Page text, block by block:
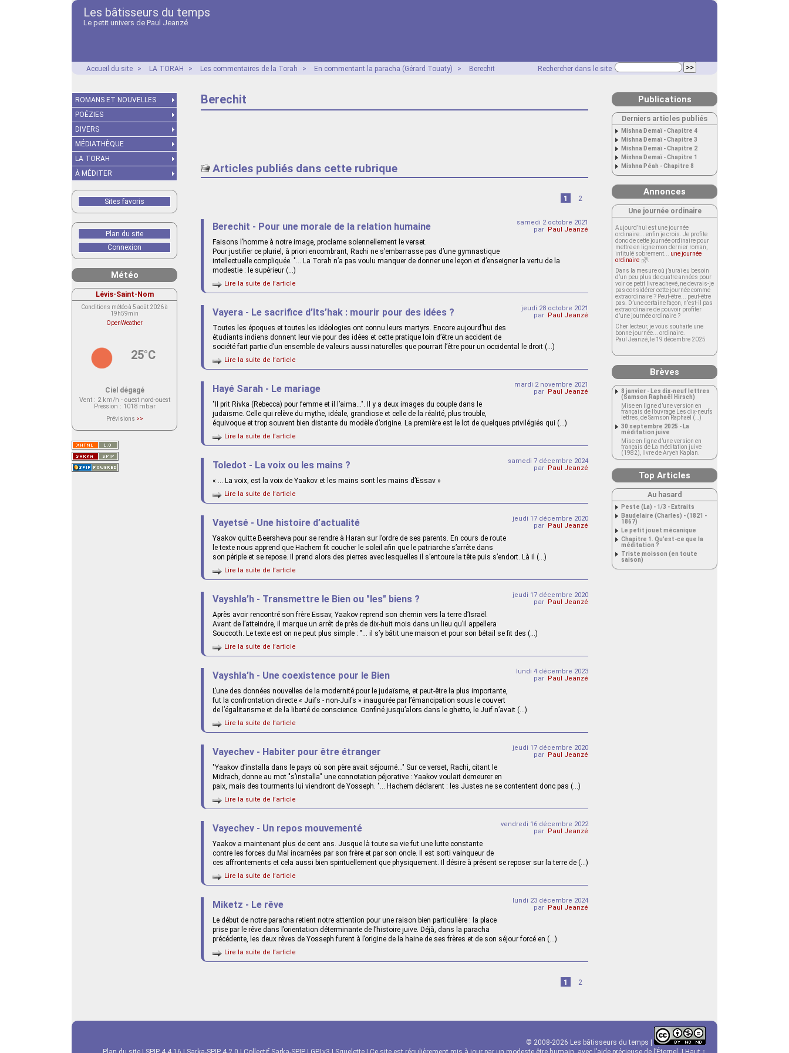
Les bâtisseurs du temps
Le petit univers de Paul Jeanzé
Rechercher dans le site
Accueil du site > LA TORAH > Les commentaires de la Torah > En commentant la paracha (Gérard Touaty) > Berechit
Berechit
Articles publiés dans cette rubrique
1 2
samedi 2 octobre 2021
par Paul Jeanzé
Berechit - Pour une morale de la relation humaine
Faisons l’homme à notre image, proclame solennellement le verset.
Pour justifier ce pluriel, à priori encombrant, Rachi ne s’embarrasse pas d’une gymnastique
intellectuelle compliquée. "... La Torah n’a pas voulu manquer de donner une leçon et d’enseigner la vertu de la
modestie : le supérieur (…)
Lire la suite de l’article
jeudi 28 octobre 2021
par Paul Jeanzé
Vayera - Le sacrifice d’Its’hak : mourir pour des idées ?
Toutes les époques et toutes les idéologies ont connu leurs martyrs. Encore aujourd’hui des
étudiants indiens donnent leur vie pour des idées et cette pratique loin d’être un accident de
société fait partie d’un ensemble de valeurs aussi naturelles que pourrait l’être pour un occidental le droit (…)
Lire la suite de l’article
mardi 2 novembre 2021
par Paul Jeanzé
Hayé Sarah - Le mariage
"Il prit Rivka (Rebecca) pour femme et il l’aima...". Il y a deux images du couple dans le
judaïsme. Celle qui relève du mythe, idéale, grandiose et celle de la réalité, plus trouble,
équivoque et trop souvent bien distante du modèle d’origine. La première est le lot de quelques privilégiés qui (…)
Lire la suite de l’article
samedi 7 décembre 2024
par Paul Jeanzé
Toledot - La voix ou les mains ?
« … La voix, est la voix de Yaakov et les mains sont les mains d’Essav »
Lire la suite de l’article
jeudi 17 décembre 2020
par Paul Jeanzé
Vayetsé - Une histoire d’actualité
Yaakov quitte Beersheva pour se rendre à Haran sur l’ordre de ses parents. En cours de route
le texte nous apprend que Hachem fit coucher le soleil afin que le patriarche s’arrête dans
son périple et se repose. Il prend alors des pierres avec lesquelles il s’entoure la tête puis s’endort. Là il (…)
Lire la suite de l’article
jeudi 17 décembre 2020
par Paul Jeanzé
Vayshla’h - Transmettre le Bien ou "les" biens ?
Après avoir rencontré son frère Essav, Yaakov reprend son chemin vers la terre d’Israël.
Avant de l’atteindre, il marque un arrêt de près de dix-huit mois dans un lieu qu’il appellera
Souccoth. Le texte est on ne peut plus simple : "... il s’y bâtit une maison et pour son bétail se fit des (…)
Lire la suite de l’article
lundi 4 décembre 2023
par Paul Jeanzé
Vayshla’h - Une coexistence pour le Bien
L’une des données nouvelles de la modernité pour le judaïsme, et peut-être la plus importante,
fut la confrontation directe « Juifs - non-Juifs » inaugurée par l’émancipation sous le couvert
de l’égalitarisme et de la liberté de conscience. Confiné jusqu’alors dans le ghetto, le Juif n’avait (…)
Lire la suite de l’article
jeudi 17 décembre 2020
par Paul Jeanzé
Vayechev - Habiter pour être étranger
"Yaakov d’installa dans le pays où son père avait séjourné…" Sur ce verset, Rachi, citant le
Midrach, donne au mot "s’installa" une connotation péjorative : Yaakov voulait demeurer en
paix, mais des tourments lui viendront de Yosseph. "... Hachem déclarent : les Justes ne se contentent donc pas (…)
Lire la suite de l’article
vendredi 16 décembre 2022
par Paul Jeanzé
Vayechev - Un repos mouvementé
Yaakov a maintenant plus de cent ans. Jusque là toute sa vie fut une lutte constante
contre les forces du Mal incarnées par son frère et par son oncle. Il est sorti vainqueur de
ces affrontements et cela aussi bien spirituellement que physiquement. Il désire à présent se reposer sur la terre de (…)
Lire la suite de l’article
lundi 23 décembre 2024
par Paul Jeanzé
Miketz - Le rêve
Le début de notre paracha retient notre attention pour une raison bien particulière : la place
prise par le rêve dans l’orientation déterminante de l’histoire juive. Déjà, dans la paracha
précédente, les deux rêves de Yosseph furent à l’origine de la haine de ses frères et de son séjour forcé en (…)
Lire la suite de l’article
1 2
ROMANS ET NOUVELLES
POÉZIES
DIVERS
MÉDIATHÈQUE
LA TORAH
À MÉDITER
Sites favoris
Plan du site
Connexion
Météo
Lévis-Saint-Nom
Conditions météo à 5 août 2026 à
19h59min
OpenWeather
25°C
Ciel dégagé
Vent: 2 km/h - ouest nord-ouest
Pression : 1018 mbar
Prévisions >>
actuellement aucune prévision
Saint-Nom.
Veuillez consulter le message du
service ci-dessous.
(401 - Invalid API key. Please see
https://openweathermap.org/faq#error401
Publications
Derniers articles publiés
Mishna Demaï - Chapitre 4
Mishna Demaï - Chapitre 3
Mishna Demaï - Chapitre 2
Mishna Demaï - Chapitre 1
Mishna Péah - Chapitre 8
Annonces
Une journée ordinaire
Aujourd’hui est une journée
ordinaire... enfin je crois. Je profite
donc de cette journée ordinaire pour
mettre en ligne mon dernier roman,
intitulé sobrement... une journée
ordinaire
Dans la mesure où j’aurai eu besoin
d’un peu plus de quatre années pour
voir ce petit livre achevé, ne devrais-je
pas considérer cette journée comme
extraordinaire ? Peut-être... peut-être
pas. D’une certaine façon, n’est-il pas
extraordinaire de pouvoir profiter
d’une journée ordinaire ?
Cher lecteur, je vous souhaite une
bonne journée... ordinaire.
Paul Jeanzé, le 19 décembre 2025
Brèves
8 janvier - Les dix-neuf lettres
(Samson Raphaël Hirsch)
Mise en ligne d’une version en
français de l’ouvrage Les dix-neufs
lettres, de Samson Raphaël (…)
30 septembre 2025 - La
méditation juive
Mise en ligne d’une version en
français de La méditation juive
(1982), livre de Aryeh Kaplan.
Top Articles
Au hasard
Peste (La) - 1/3 - Extraits
Baudelaire (Charles) - (1821 -
1867)
Le petit jouet mécanique
Chapitre 1. Qu’est-ce que la
méditation ?
Triste moisson (en toute
saison)
© 2008-2026 Les bâtisseurs du temps |